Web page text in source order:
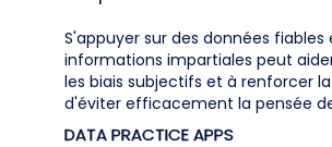
S'appuyer sur des données fiables
informations impartiales peut
les biais subjectifs et à renforcer
d'éviter efficacement la pensée
DATA PRACTICE APPS